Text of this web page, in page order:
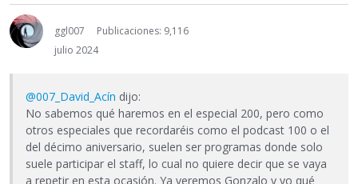
ggl007
Publicaciones: 9,116
julio 2024
@007_David_Acín dijo:
No sabemos qué haremos en el especial 200, pero como
otros especiales que recordaréis como el podcast 100 o el
del décimo aniversario, suelen ser programas donde solo
suele participar el staff, lo cual no quiere decir que se vaya
a repetir en esta ocasión. Ya veremos Gonzalo y yo qué